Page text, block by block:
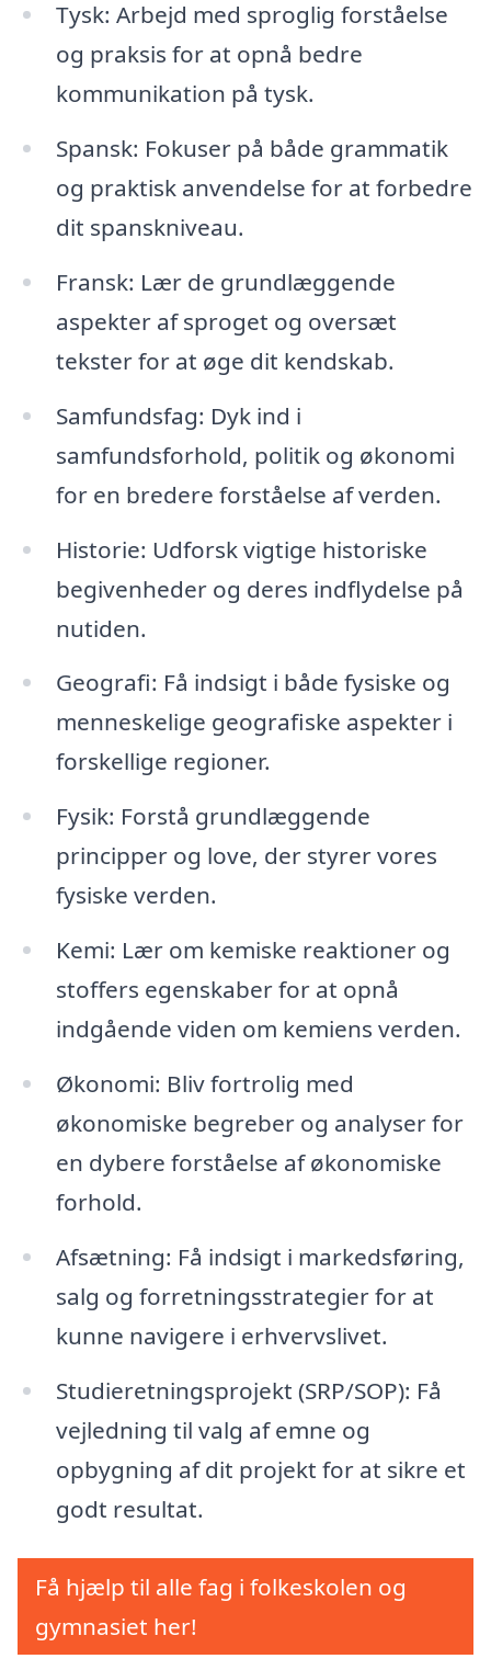
Tysk: Arbejd med sproglig forståelse
og praksis for at opnå bedre
kommunikation på tysk.
Spansk: Fokuser på både grammatik
og praktisk anvendelse for at forbedre
dit spanskniveau.
Fransk: Lær de grundlæggende
aspekter af sproget og oversæt
tekster for at øge dit kendskab.
Samfundsfag: Dyk ind i
samfundsforhold, politik og økonomi
for en bredere forståelse af verden.
Historie: Udforsk vigtige historiske
begivenheder og deres indflydelse på
nutiden.
Geografi: Få indsigt i både fysiske og
menneskelige geografiske aspekter i
forskellige regioner.
Fysik: Forstå grundlæggende
principper og love, der styrer vores
fysiske verden.
Kemi: Lær om kemiske reaktioner og
stoffers egenskaber for at opnå
indgående viden om kemiens verden.
Økonomi: Bliv fortrolig med
økonomiske begreber og analyser for
en dybere forståelse af økonomiske
forhold.
Afsætning: Få indsigt i markedsføring,
salg og forretningsstrategier for at
kunne navigere i erhvervslivet.
Studieretningsprojekt (SRP/SOP): Få
vejledning til valg af emne og
opbygning af dit projekt for at sikre et
godt resultat.
Få hjælp til alle fag i folkeskolen og
gymnasiet her!